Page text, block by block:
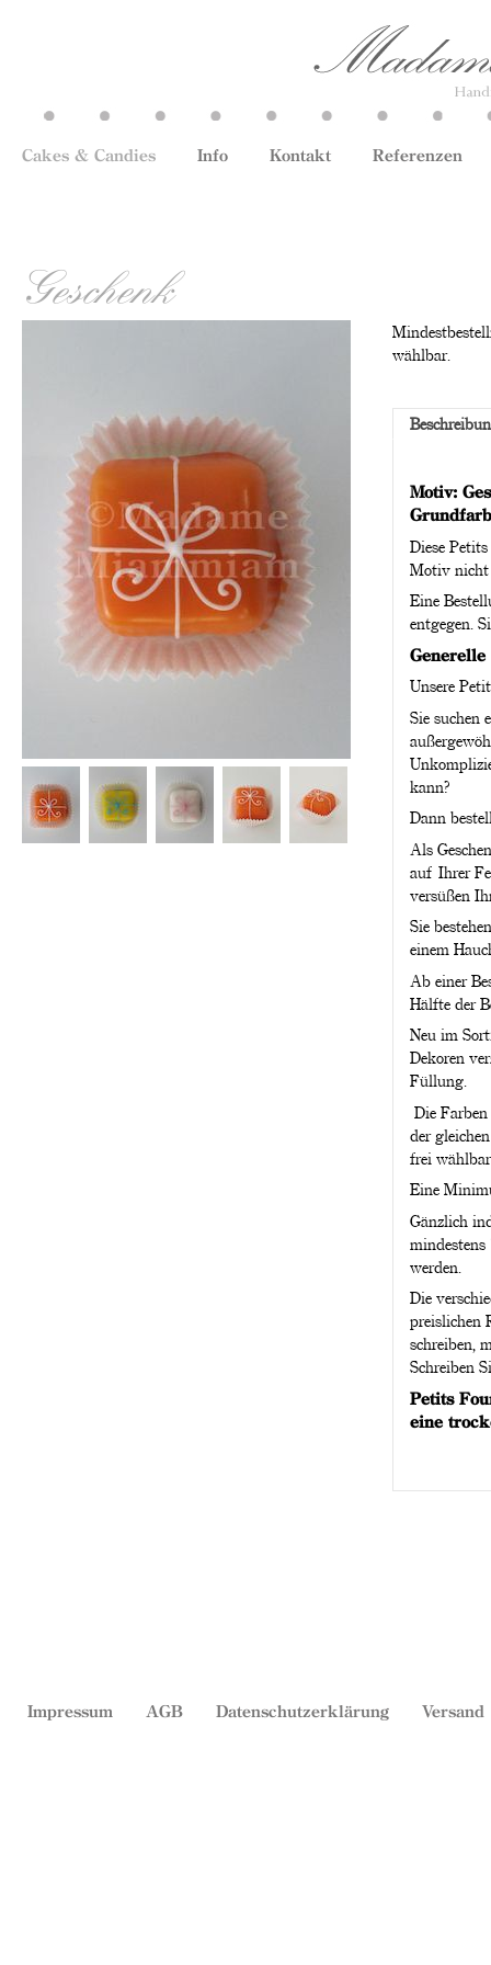
Cakes & Candies Info Kontakt Referenzen
Geschenk
wählbar.
Motiv:
Diese
Motiv nicht
Eine
entgegen.
Unsere
Sie suchen
kann?
Dann
Als
auf Ihrer
versüßen
Sie
einem
Ab einer
Hälfte der
Neu im
Dekoren
Füllung.
Die
der
frei
Eine
Gänzlich
werden.
Die
preislichen
schreiben,
Schreiben
Petits
eine
Impressum AGB Datenschutzerklärung Versand